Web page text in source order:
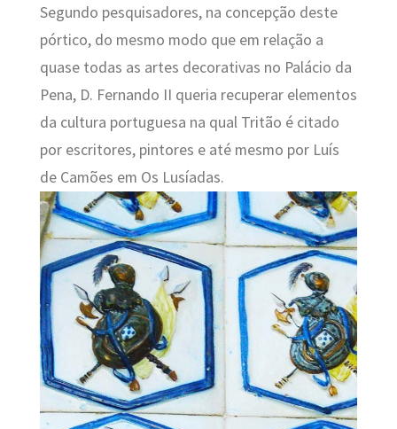
Segundo pesquisadores, na concepção deste
pórtico, do mesmo modo que em relação a
quase todas as artes decorativas no Palácio da
Pena, D. Fernando II queria recuperar elementos
da cultura portuguesa na qual Tritão é citado
por escritores, pintores e até mesmo por Luís
de Camões em Os Lusíadas.